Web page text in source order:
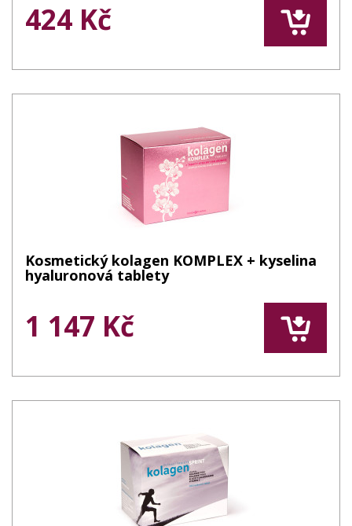
424 Kč
Kosmetický kolagen KOMPLEX + kyselina
hyaluronová tablety
1 147 Kč